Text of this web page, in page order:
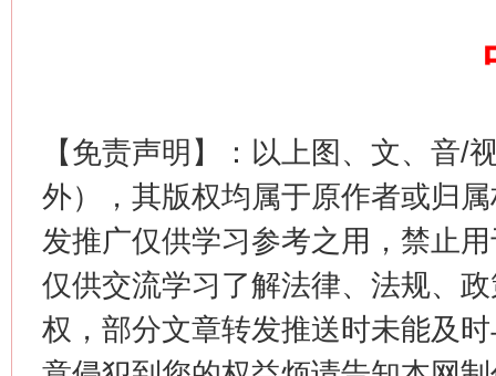
【免责声明】：以上图、文、音/
外），其版权均属于原作者或归
发推广仅供学习参考之用，禁止
仅供交流学习了解法律、法规、
权，部分文章转发推送时未能及
习近平的博鳌关键词
魏明